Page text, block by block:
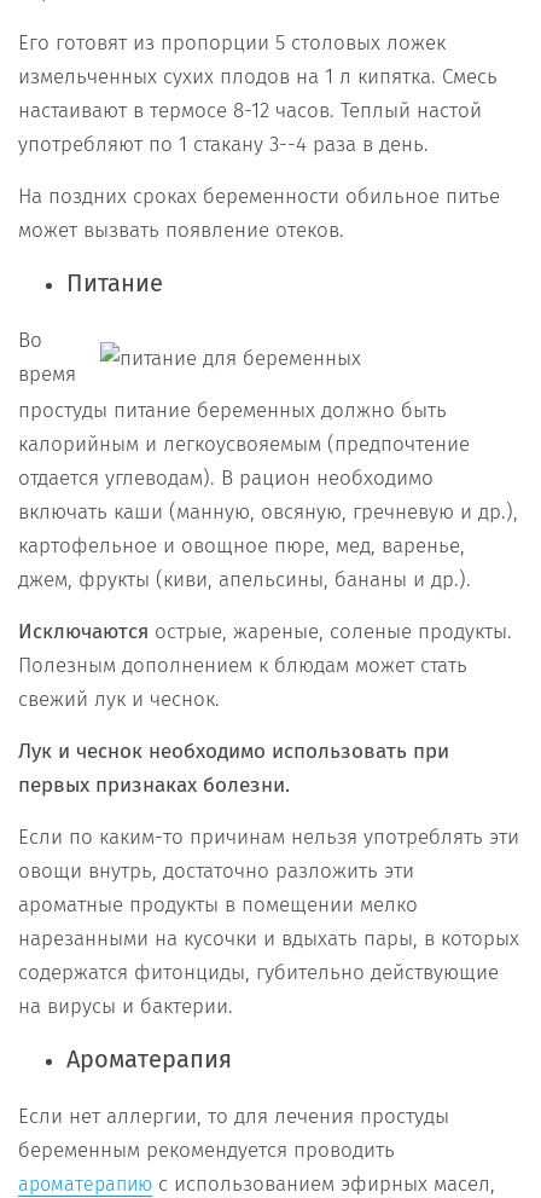
Его готовят из пропорции 5 столовых ложек
измельченных сухих плодов на 1 л кипятка. Смесь
настаивают в термосе 8-12 часов. Теплый настой
употребляют по 1 стакану 3--4 раза в день.
На поздних сроках беременности обильное питье
может вызвать появление отеков.
Питание
Во
время
простуды питание беременных должно быть
калорийным и легкоусвояемым (предпочтение
отдается углеводам). В рацион необходимо
включать каши (манную, овсяную, гречневую и др.),
картофельное и овощное пюре, мед, варенье,
джем, фрукты (киви, апельсины, бананы и др.).
Исключаются острые, жареные, соленые продукты.
Полезным дополнением к блюдам может стать
свежий лук и чеснок.
Лук и чеснок необходимо использовать при
первых признаках болезни.
Если по каким-то причинам нельзя употреблять эти
овощи внутрь, достаточно разложить эти
ароматные продукты в помещении мелко
нарезанными на кусочки и вдыхать пары, в которых
содержатся фитонциды, губительно действующие
на вирусы и бактерии.
Ароматерапия
Если нет аллергии, то для лечения простуды
беременным рекомендуется проводить
ароматерапию с использованием эфирных масел,